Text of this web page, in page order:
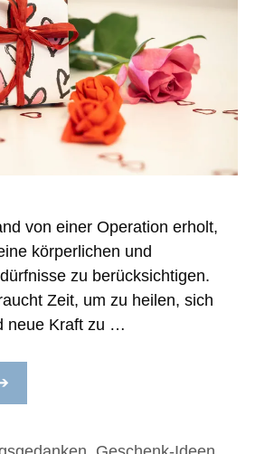
von einer Operation erholt,
körperlichen und
zu berücksichtigen.
Zeit, um zu heilen, sich
neue Kraft zu …